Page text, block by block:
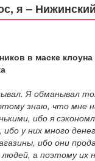
я –
в маске клоуна
Я обманывал
знаю, что мне
ибо я
у них много
ибо они
а поэтому их